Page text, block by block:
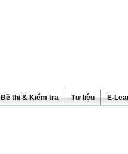
Đề thi & Kiểm tra Tư liệu E-